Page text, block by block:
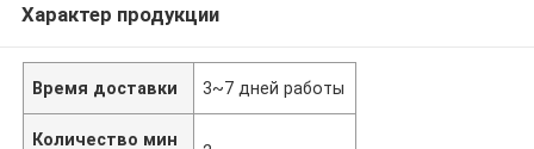
Характер продукции
Время доставки 3~7 дней работы
Количество мин